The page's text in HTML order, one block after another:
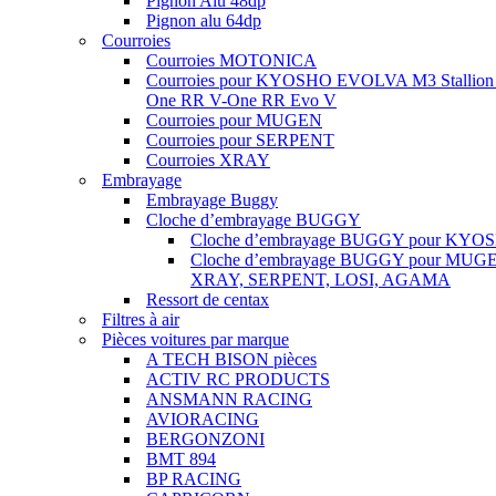
Pignon alu 64dp
Courroies
Courroies MOTONICA
Courroies pour KYOSHO EVOLVA M3
One RR V-One RR Evo V
Courroies pour MUGEN
Courroies pour SERPENT
Courroies XRAY
Embrayage
Embrayage Buggy
Cloche d’embrayage BUGGY
Cloche d’embrayage BUGGY pour
Cloche d’embrayage BUGGY pour
XRAY, SERPENT, LOSI, AGAMA
Ressort de centax
Filtres à air
Pièces voitures par marque
A TECH BISON pièces
ACTIV RC PRODUCTS
ANSMANN RACING
AVIORACING
BERGONZONI
BMT 894
BP RACING